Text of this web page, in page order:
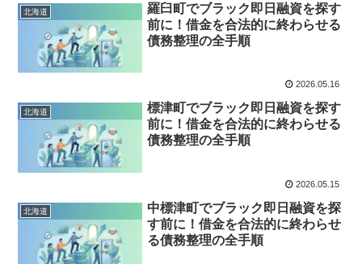
北海道
羅臼町でブラック即日融資を探す
前に！借金を合法的に終わらせる
債務整理の全手順
2026.05.16
北海道
標津町でブラック即日融資を探す
前に！借金を合法的に終わらせる
債務整理の全手順
2026.05.15
北海道
中標津町でブラック即日融資を探
す前に！借金を合法的に終わらせ
る債務整理の全手順